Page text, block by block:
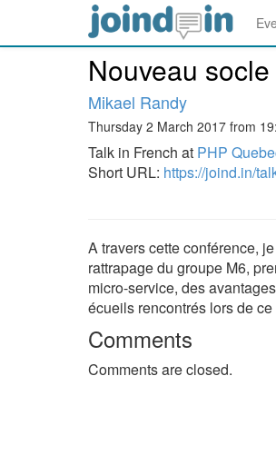
Nouveau
Mikael Randy
Thursday 2 March 2017 from
Talk in French at PHP
Short URL: https://joind.in/
A travers cette conférence,
rattrapage du groupe M6,
micro-service, des
écueils rencontrés lors de
Comments
Comments are closed.